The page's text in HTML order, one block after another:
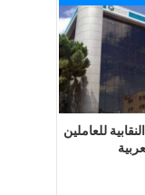
للعاملين